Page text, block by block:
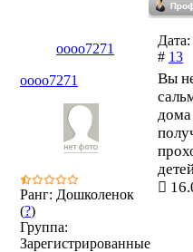
oooo7271
# 13
oooo7271
Ранг: Дошколенок
(?)
Группа:
Зарегистрированные
Вы
дома